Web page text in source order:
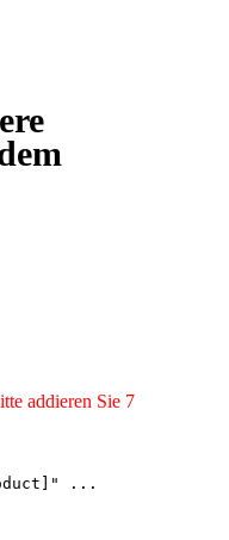
addieren Sie 7